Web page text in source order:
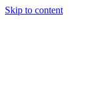
Skip to content